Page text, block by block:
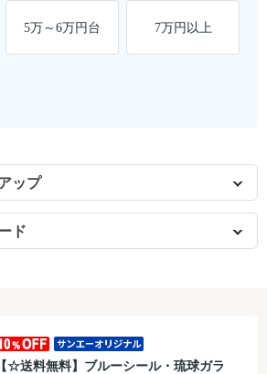
5万～6万円台 7万円以上
【☆送料無料】ブルーシール・琉球ガラ